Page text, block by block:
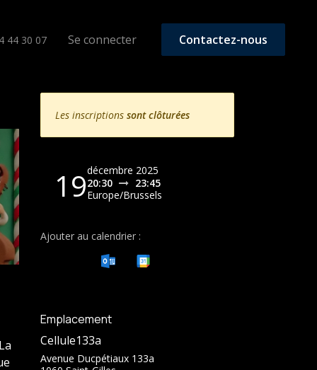
44 30 07 Se connecter Contactez-nous
Les inscriptions sont clôturées
19décembre 2025
20:30
23:45
Europe/Brussels
Ajouter au calendrier :
Emplacement
Cellule133a
Avenue Ducpétiaux 133a